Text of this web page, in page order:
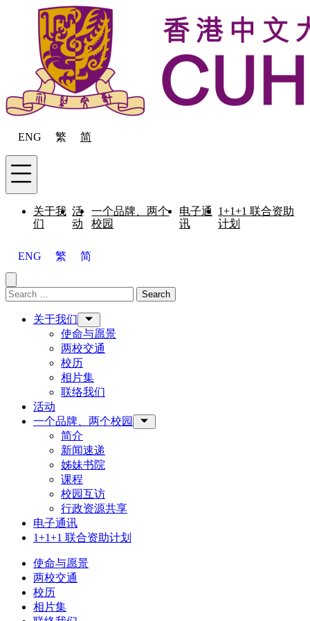
Skip to content
ENG 繁 简
Menu
关于我
们
活
动
一个品牌、两个
校园
电子通
讯
1+1+1 联合资助
计划
ENG 繁 简
Close menu
Search for: Search
关于我们
使命与愿景
两校交通
校历
相片集
联络我们
活动
一个品牌、两个校园
简介
新闻速递
姊妹书院
课程
校园互访
行政资源共享
电子通讯
1+1+1 联合资助计划
使命与愿景
两校交通
校历
相片集